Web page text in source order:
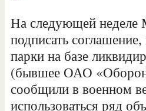
На следующей
подписать
парки на базе
(бывшее ОАО
сообщили в военном
использоваться ряд